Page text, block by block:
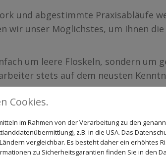
und abgestimmte Praxisabläufe
wir unser Möglichstes, um Ihnen
um leere Floskeln, sondern
stets auf dem neusten
Ihre Familien langfristig bei der
erst seit gestern für eine
Cookies.
im Rahmen von der Verarbeitung zu den
z.B. in die USA. Das
Ländern vergleichbar. Es besteht daher ein erhöhtes
zu Sicherheitsgarantien finden Sie in den